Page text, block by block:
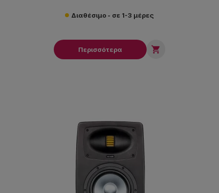
Διαθέσιμο - σε 1-3 μέρες
Περισσότερα 